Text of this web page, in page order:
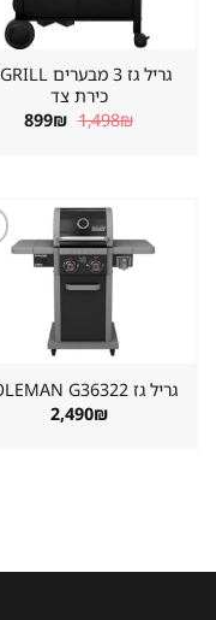
גריל גז 3 מבערים GRILL +
כירת צד
1,498 המחיר
המקורי
899 ₪ המחיר
הנוכחי
גריל גז ⁦COLEMAN G36322⁩
2,490